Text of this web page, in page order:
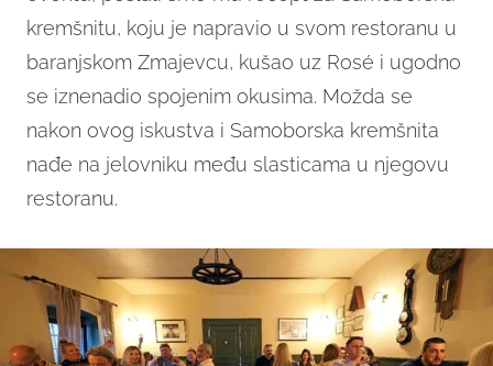
kremšnitu, koju je napravio u svom restoranu u
baranjskom Zmajevcu, kušao uz Rosé i ugodno
se iznenadio spojenim okusima. Možda se
nakon ovog iskustva i Samoborska kremšnita
nađe na jelovniku među slasticama u njegovu
restoranu.